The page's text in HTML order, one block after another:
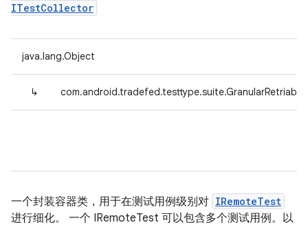
ITestCollector
java.lang.Object
↳
一个封装容器类，用于在测试用例级别对 IRemoteTest
进行细化。 一个 IRemoteTest 可以包含多个测试用例。以